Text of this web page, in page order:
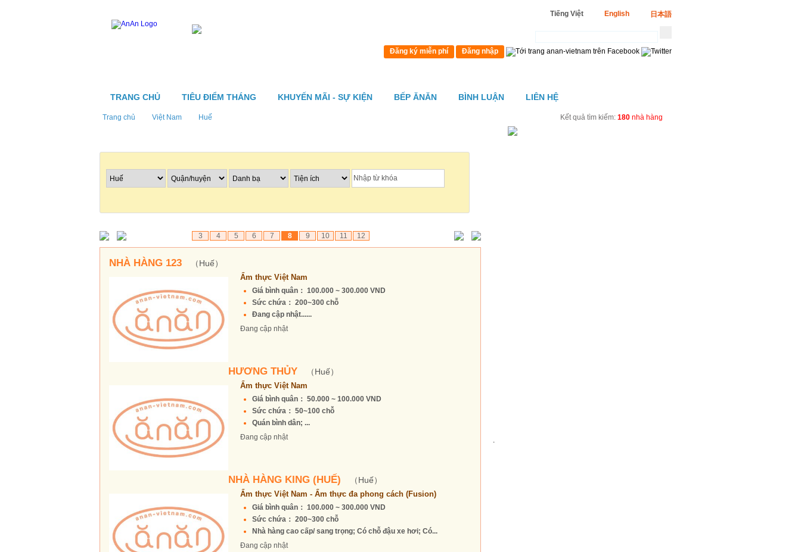
TRANG CHỦ TIÊU ĐIỂM THÁNG KHUYẾN MÃI - SỰ KIỆN BẾP ĂNĂN BÌNH LUẬN LIÊN HỆ
日本語
English
Tiếng Việt
Đăng ký miễn phí Đăng nhập
Trang chủ Việt Nam Huế Kết quả tìm kiếm: 180 nhà hàng
3 4 5 6 7 8 9 10 11 12
NHÀ HÀNG 123 （Huế）
Ẩm thực Việt Nam
Giá bình quân： 100.000 ~ 300.000 VND
Sức chứa： 200~300 chỗ
Đang cập nhật......
Đang cập nhật
HƯƠNG THỦY （Huế）
Ẩm thực Việt Nam
Giá bình quân： 50.000 ~ 100.000 VND
Sức chứa： 50~100 chỗ
Quán bình dân; ...
Đang cập nhật
NHÀ HÀNG KING (HUẾ) （Huế）
Ẩm thực Việt Nam - Ẩm thực đa phong cách (Fusion)
Giá bình quân： 100.000 ~ 300.000 VND
Sức chứa： 200~300 chỗ
Nhà hàng cao cấp/ sang trọng; Có chỗ đậu xe hơi; Có...
Đang cập nhật
.